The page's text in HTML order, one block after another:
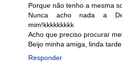
Porque não tenho a mesma
Nunca acho nada a
mim!kkkkkkkkk
Acho que preciso procurar
Beijo minha amiga, linda
Responder